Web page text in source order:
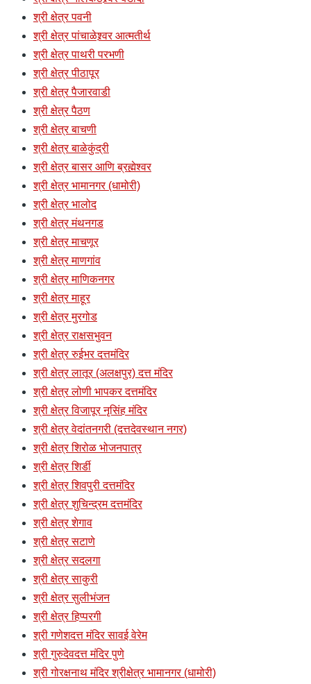
श्री क्षेत्र पवनी
श्री क्षेत्र पांचाळेश्र्वर आत्मतीर्थ
श्री क्षेत्र पाथरी परभणी
श्री क्षेत्र पीठापूर
श्री क्षेत्र पैजारवाडी
श्री क्षेत्र पैठण
श्री क्षेत्र बाचणी
श्री क्षेत्र बाळेकुंद्री
श्री क्षेत्र बासर आणि ब्रह्मेश्वर
श्री क्षेत्र भामानगर (धामोरी)
श्री क्षेत्र भालोद
श्री क्षेत्र मंथनगड
श्री क्षेत्र माचणूर
श्री क्षेत्र माणगांव
श्री क्षेत्र माणिकनगर
श्री क्षेत्र माहूर
श्री क्षेत्र मुरगोड
श्री क्षेत्र राक्षसभुवन
श्री क्षेत्र रुईभर दत्तमंदिर
श्री क्षेत्र लातूर (अलक्षपुर) दत्त मंदिर
श्री क्षेत्र लोणी भापकर दत्तमंदिर
श्री क्षेत्र विजापूर नृसिंह मंदिर
श्री क्षेत्र वेदांतनगरी (दत्तदेवस्थान नगर)
श्री क्षेत्र शिरोळ भोजनपात्र
श्री क्षेत्र शिर्डी
श्री क्षेत्र शिवपुरी दत्तमंदिर
श्री क्षेत्र शुचिन्द्रम दत्तमंदिर
श्री क्षेत्र शेगाव
श्री क्षेत्र सटाणे
श्री क्षेत्र सदलगा
श्री क्षेत्र साकुरी
श्री क्षेत्र सुलीभंजन
श्री क्षेत्र हिप्परगी
श्री गणेशदत्त मंदिर सावई वेरेम
श्री गुरुदेवदत्त मंदिर पुणे
श्री गोरक्षनाथ मंदिर श्रीक्षेत्र भामानगर (धामोरी)